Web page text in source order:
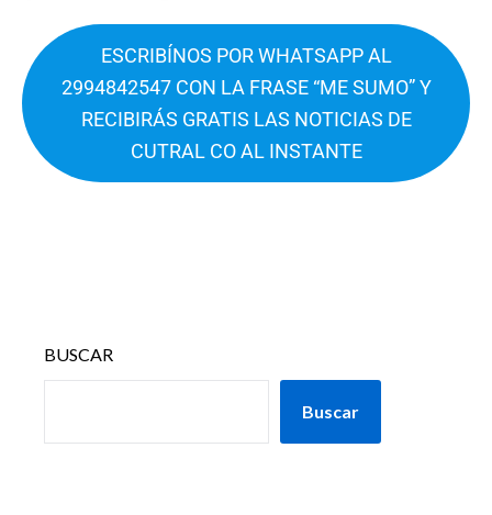
ESCRIBÍNOS POR WHATSAPP AL
2994842547 CON LA FRASE “ME SUMO” Y
RECIBIRÁS GRATIS LAS NOTICIAS DE
CUTRAL CO AL INSTANTE
BUSCAR
Buscar